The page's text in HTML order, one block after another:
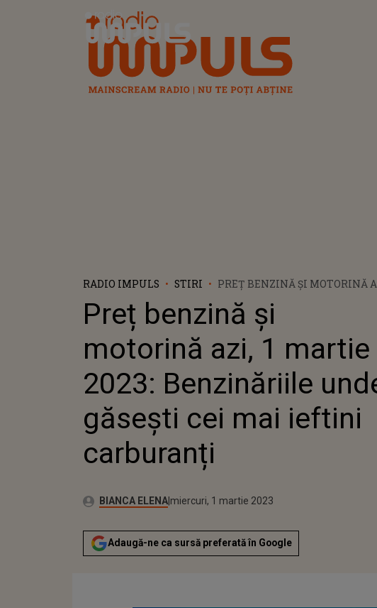
Radio Impuls
RADIO IMPULS STIRI
PREȚ BENZINĂ ȘI MOTORINĂ
UNDE GĂSEȘTI CEI MAI IEFTINI
CARBURANȚI
Preț benzină și
motorină azi, 1 martie
2023: Benzinăriile
găsești cei mai ieftini
carburanți
Autor:BIANCA ELENAPublicat:
miercuri, 1 martie 2023
Actualizat:
miercuri, 1 martie 2023
Adaugă-ne ca sursă preferată în Google